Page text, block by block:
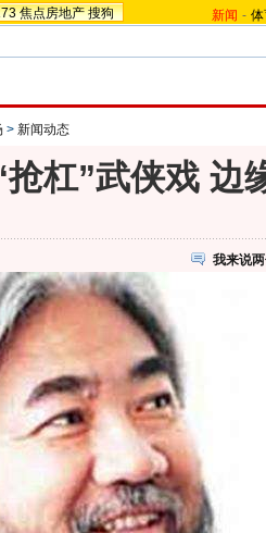
焦点房地产 搜狗 新闻 -
> 新闻动态
杠”武侠戏 边
我来说